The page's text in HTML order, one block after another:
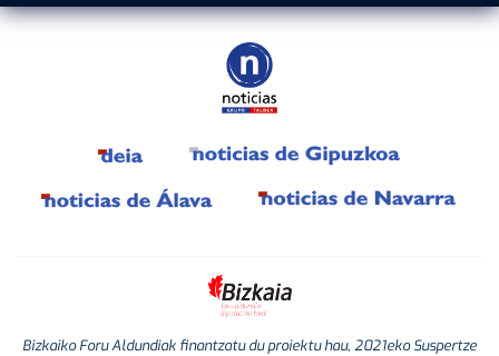
Bizkaiko Foru Aldundiak finantzatu du proiektu hau, 2021eko Suspertze